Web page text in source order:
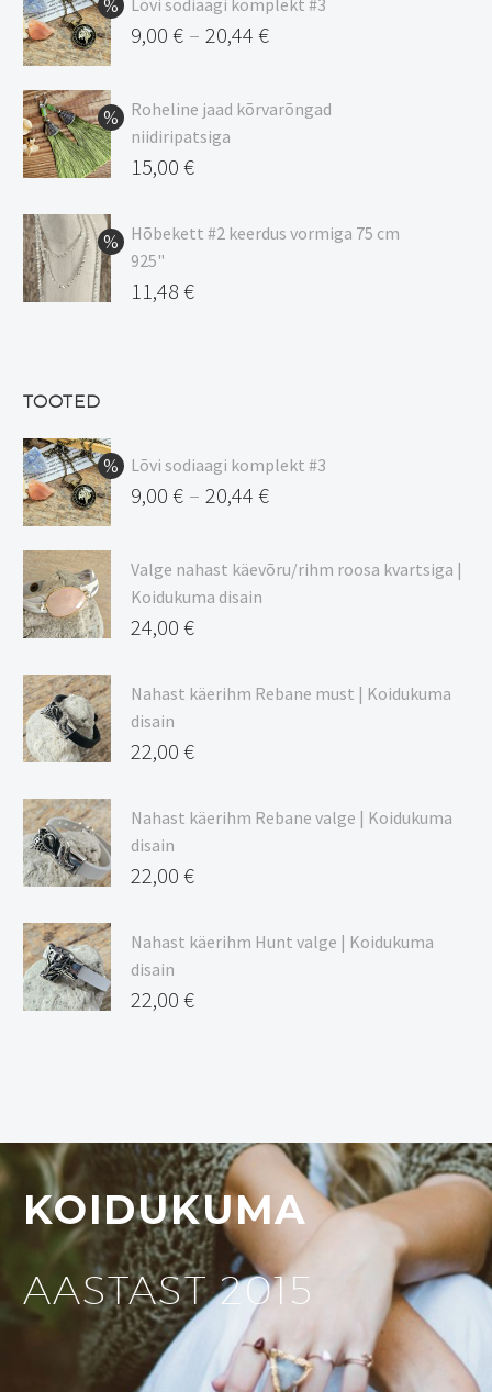
Lõvi sodiaagi komplekt #3
9,00 € – 20,44 €
9,00 €
kuni
20,44 €
Roheline jaad kõrvarõngad
niidiripatsiga
Algne
oli:
17,00 €.
15,00 €
hind
on:
15,00 €.
Hõbekett #2 keerdus vormiga 75 cm
925"
Algne
11,48 €
TOOTED
Lõvi sodiaagi komplekt #3
9,00 € – 20,44 €
9,00 €
kuni
20,44 €
Valge nahast käevõru/rihm roosa kvartsiga |
Koidukuma disain
24,00 €
Nahast käerihm Rebane must | Koidukuma
disain
22,00 €
Nahast käerihm Rebane valge | Koidukuma
disain
22,00 €
Nahast käerihm Hunt valge | Koidukuma
disain
22,00 €
KOIDUKUMA
AASTAST 2015